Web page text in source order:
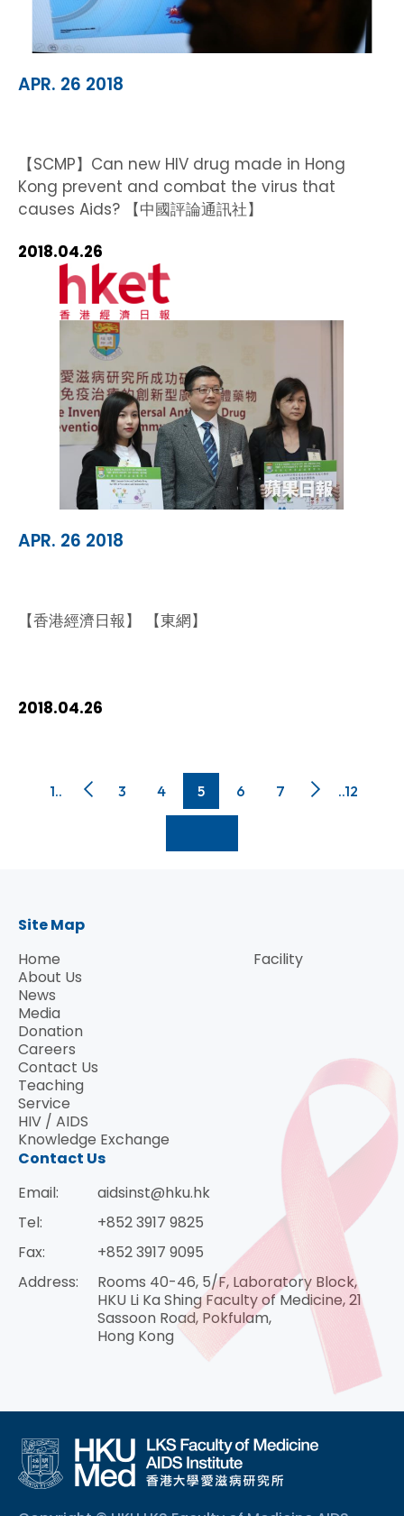
APR. 26 2018
【SCMP】Can new HIV drug made in Hong
Kong prevent and combat the virus that
causes Aids? 【中國評論通訊社】
2018.04.26
APR. 26 2018
【香港經濟日報】 【東網】
2018.04.26
1.. 3 4 5 6 7 ..12
Site Map
Home
About Us
News
Media
Donation
Careers
Contact Us
Teaching
Service
HIV / AIDS
Knowledge Exchange
Facility
Contact Us
Email:
aidsinst@hku.hk
Tel:
+852 3917 9825
Fax:
+852 3917 9095
Address:
Rooms 40-46, 5/F, Laboratory Block,
HKU Li Ka Shing Faculty of Medicine, 21
Sassoon Road, Pokfulam,
Hong Kong